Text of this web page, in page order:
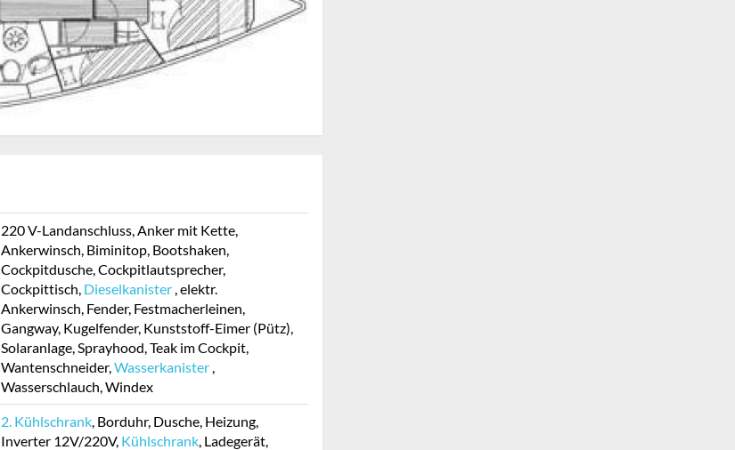
220 V-Landanschluss, Anker mit Kette,
Ankerwinsch, Biminitop, Bootshaken,
Cockpitdusche, Cockpitlautsprecher,
Cockpittisch, Dieselkanister , elektr.
Ankerwinsch, Fender, Festmacherleinen,
Gangway, Kugelfender, Kunststoff-Eimer (Pütz),
Solaranlage, Sprayhood, Teak im Cockpit,
Wantenschneider,Wasserkanister ,
Wasserschlauch, Windex
2. Kühlschrank, Borduhr, Dusche, Heizung,
Inverter 12V/220V, Kühlschrank, Ladegerät,